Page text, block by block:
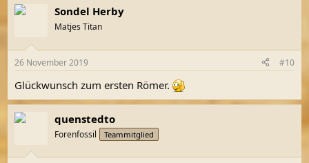
Sondel Herby
Matjes Titan
26 November 2019 #10
Glückwunsch zum ersten Römer.
quenstedto
Forenfossil Teammitglied